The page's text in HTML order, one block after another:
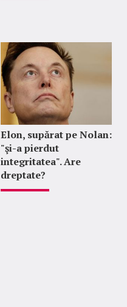
Elon, supărat pe Nolan:
"şi-a pierdut
integritatea". Are
dreptate?